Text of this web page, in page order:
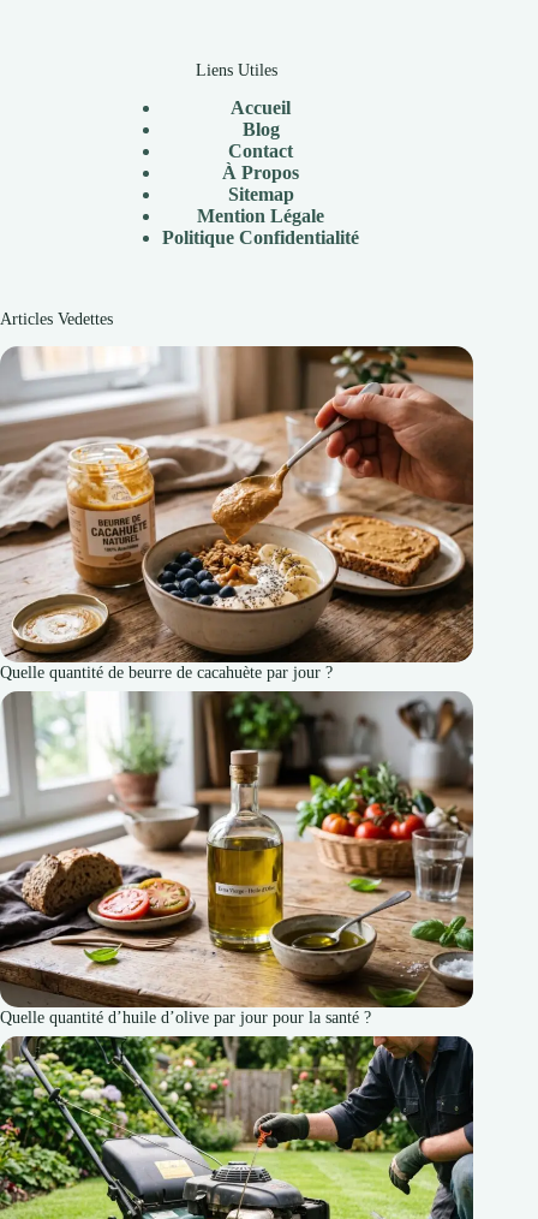
Liens Utiles
Accueil
Blog
Contact
À Propos
Sitemap
Mention Légale
Politique Confidentialité
Articles Vedettes
Quelle quantité de beurre de cacahuète par jour ?
Quelle quantité d’huile d’olive par jour pour la santé ?